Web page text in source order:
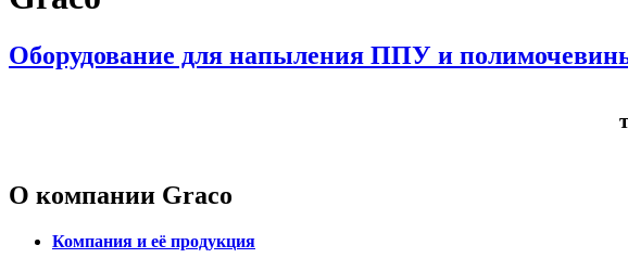
Оборудование для напыления ППУ и
О компании Graсo
Компания и её продукция